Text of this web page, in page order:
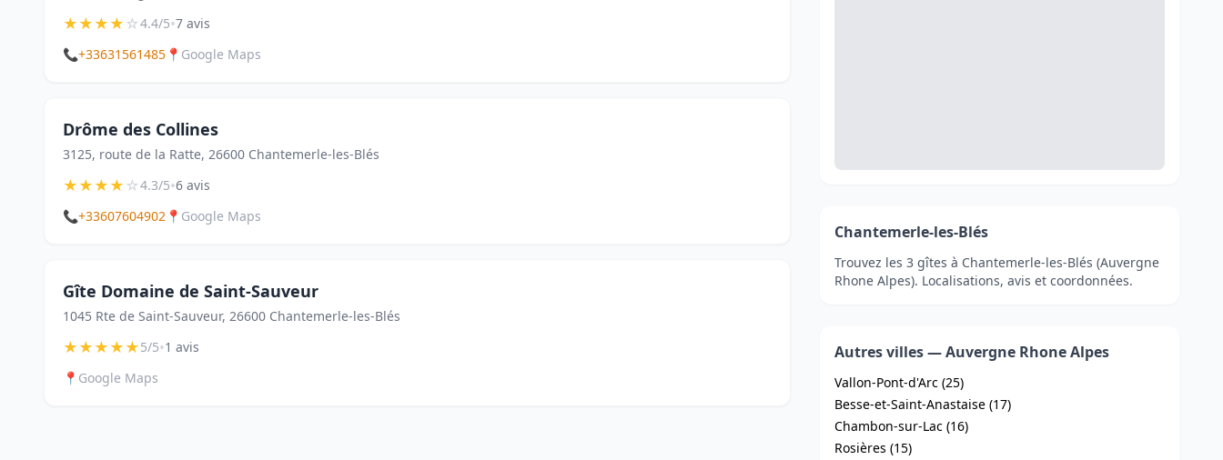
★★★★☆4.4/5•7 avis
📞+33631561485 📍 Google Maps
Drôme des Collines
3125, route de la Ratte, 26600 Chantemerle-les-Blés
★★★★☆4.3/5•6 avis
📞+33607604902 📍 Google Maps
Gîte Domaine de Saint-Sauveur
1045 Rte de Saint-Sauveur, 26600 Chantemerle-les-Blés
★★★★★5/5•1 avis
📍 Google Maps
Chantemerle-les-Blés
Trouvez les 3 gîtes à Chantemerle-les-Blés (Auvergne
Rhone Alpes). Localisations, avis et coordonnées.
Autres villes — Auvergne Rhone Alpes
Vallon-Pont-d'Arc (25)
Besse-et-Saint-Anastaise (17)
Chambon-sur-Lac (16)
Rosières (15)